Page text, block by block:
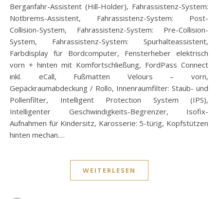
Berganfahr-Assistent (Hill-Holder), Fahrassistenz-System:
Notbrems-Assistent, Fahrassistenz-System: Post-
Collision-System, Fahrassistenz-System: Pre-Collision-
System, Fahrassistenz-System: Spurhalteassistent,
Farbdisplay für Bordcomputer, Fensterheber elektrisch
vorn + hinten mit Komfortschließung, FordPass Connect
inkl. eCall, Fußmatten Velours – vorn,
Gepäckraumabdeckung / Rollo, Innenraumfilter: Staub- und
Pollenfilter, Intelligent Protection System (IPS),
Intelligenter Geschwindigkeits-Begrenzer, Isofix-
Aufnahmen für Kindersitz, Karosserie: 5-türig, Kopfstützen
hinten mechan.…
WEITERLESEN